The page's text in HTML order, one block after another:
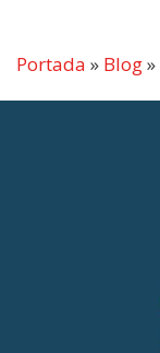
Portada » Blog»